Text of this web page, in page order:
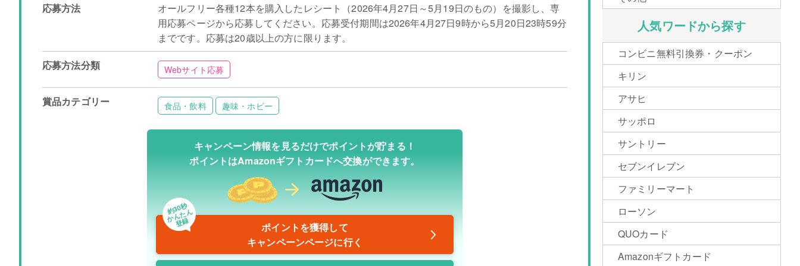
応募方法
オールフリー各種12本を購入したレシート（2026年4月27日～5月19日のもの）を撮影し、専
用応募ページから応募してください。応募受付期間は2026年4月27日9時から5月20日23時59分
までです。応募は20歳以上の方に限ります。
応募方法分類
Webサイト応募
賞品カテゴリー 食品・飲料 趣味・ホビー
キャンペーン情報を見るだけでポイントが貯まる！
ポイントはAmazonギフトカードへ交換ができます。
約30秒
かんたん
登録
ポイントを獲得して
キャンペーンページに行く
人気ワードから探す
コンビニ無料引換券・クーポン
キリン
アサヒ
サッポロ
サントリー
セブンイレブン
ファミリーマート
ローソン
QUOカード
Amazonギフトカード